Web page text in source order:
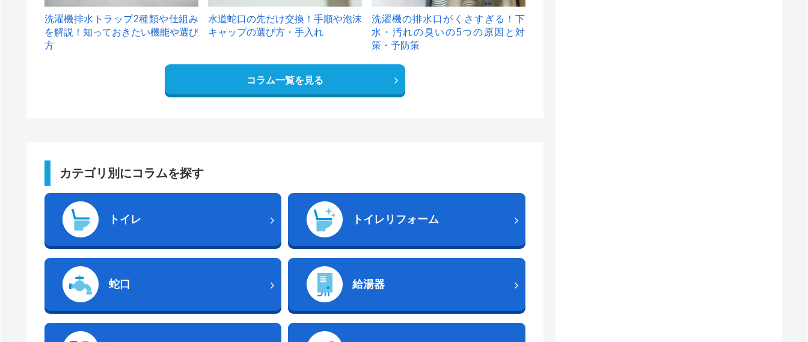
洗濯機排水トラップ2種類や仕組み
を解説！知っておきたい機能や選び
方
水道蛇口の先だけ交換！手順や泡沫
キャップの選び方・手入れ
洗濯機の排水口がくさすぎる！下
水・汚れの臭いの5つの原因と対
策・予防策
コラム一覧を見る
カテゴリ別にコラムを探す
トイレ トイレリフォーム
蛇口 給湯器